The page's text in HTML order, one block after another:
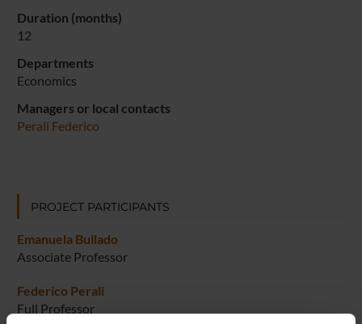
Duration (months)
12
Departments
Economics
Managers or local contacts
Perali Federico
PROJECT PARTICIPANTS
Emanuela Bullado
Associate Professor
Federico Perali
Full Professor